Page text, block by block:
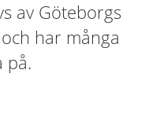
av Göteborgs
har många
på.